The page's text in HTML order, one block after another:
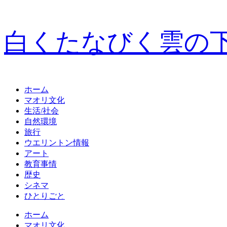
白くたなびく雲の
ホーム
マオリ文化
生活/社会
自然環境
旅行
ウエリントン情報
アート
教育事情
歴史
シネマ
ひとりごと
ホーム
マオリ文化